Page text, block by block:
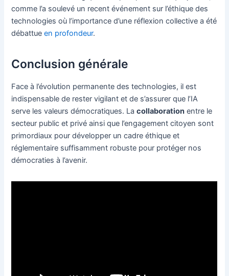
comme l’a soulevé un recent événement sur l’éthique des
technologies où l’importance d’une réflexion collective a été
débattueen profondeur.
Conclusion générale
Face à l’évolution permanente des technologies, il est
indispensable de rester vigilant et de s’assurer que l’IA
serve les valeurs démocratiques. Lacollaboration entre le
secteur public et privé ainsi que l’engagement citoyen sont
primordiaux pour développer un cadre éthique et
réglementaire suffisamment robuste pour protéger nos
démocraties à l’avenir.